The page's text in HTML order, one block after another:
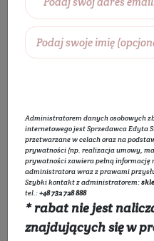
Maska
Administratorem danych osobowych
internetowego jest Sprzedawca Edyta
przetwarzane w celach oraz na
prywatności (np. realizacja umowy,
prywatnościzawiera pełną
administratora wraz z prawami
Szybki kontakt z administratorem:
tel.:+48 732 728 888
* rabat nie jest
znajdujących się w